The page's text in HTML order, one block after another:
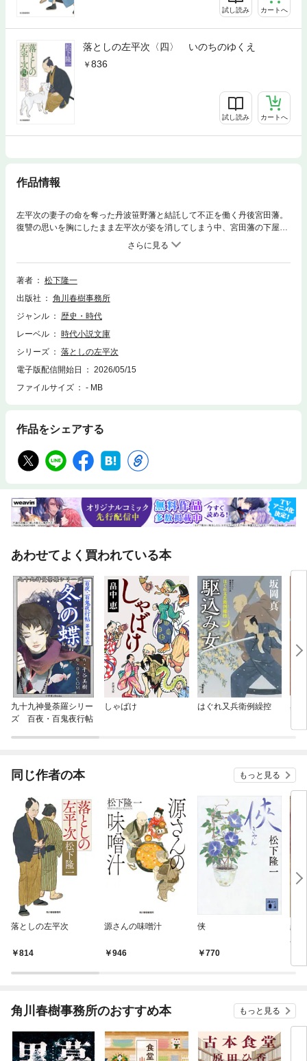
試し読み カートへ
落としの左平次〈四〉 いのちのゆくえ
836
試し読み カートへ
作品情報
左平次の妻子の命を奪った丹波笹野藩と結託して不正を働く丹後宮田藩。
復讐の思いを胸にしたまま左平次が姿を消してしまう中、宮田藩の下屋敷
で賭場が開帳されるとの情報を得た同心・清四郎は町方の職分を越えて探
索を始める。藩邸に忍び込んだ清四郎が目にしたのは、大名家を相手に単
身闘いを挑もうとする左平次の姿だった。無謀ともいえる二人を待つのは
果たして……（「闘いの果て」より）。ほかに「三十八年目の娘」「いの
心・左平次が、時に衝突しながらも事件の謎を追う大人気捕物帖シリーズ
第四弾！
著者
松下隆一
出版社
角川春樹事務所
ジャンル
歴史・時代
レーベル
時代小説文庫
シリーズ
落としの左平次
電子版配信開始日
2026/05/15
ファイルサイズ
- MB
作品をシェアする
あわせてよく買われている本
九十九神曼荼羅シリー
ズ 百夜・百鬼夜行帖
しゃばけ はぐれ又兵衛例繰控 奥
同じ作者の本 もっと見る
落としの左平次
814
源さんの味噌汁
946
侠
770
羅
角川春樹事務所のおすすめ本 もっと見る